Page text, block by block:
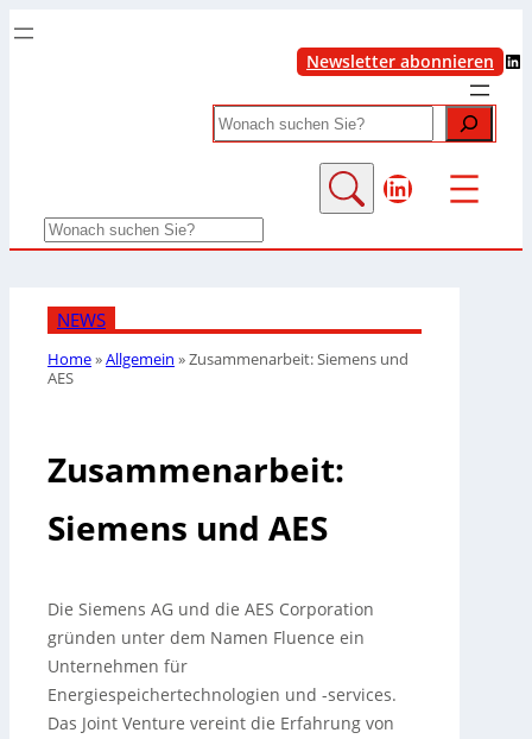
Newsletter abonnieren LinkedIn
Search
LinkedIn
Search
NEWS
Home»Allgemein »Zusammenarbeit: Siemens und
AES
Zusammenarbeit:
Siemens und AES
Die Siemens AG und die AES Corporation
gründen unter dem Namen Fluence ein
Unternehmen für
Energiespeichertechnologien und -services.
Das Joint Venture vereint die Erfahrung von